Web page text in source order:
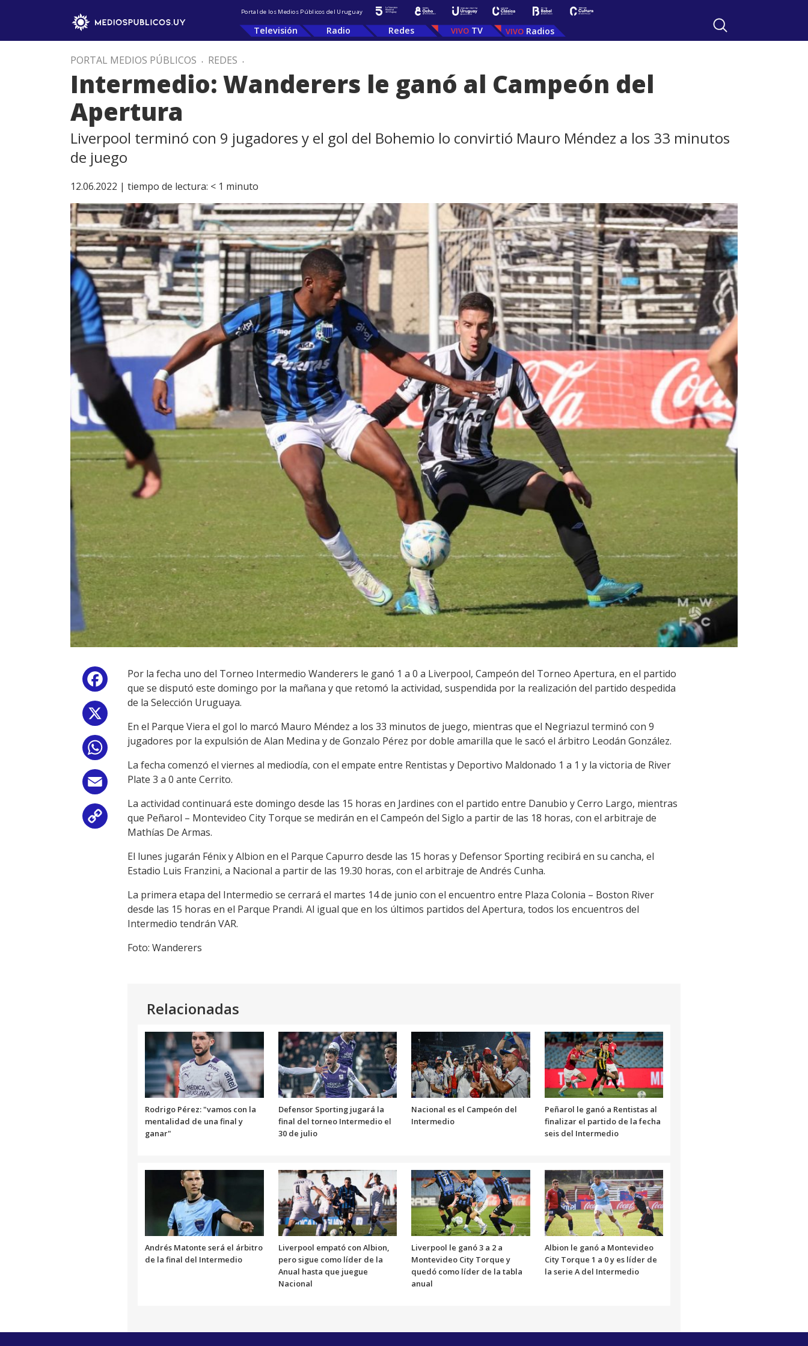
Portal de los Medios Públicos del Uruguay
Televisión Radio Redes TV Radios
PORTAL MEDIOS PÚBLICOS . REDES .
Intermedio: Wanderers le ganó al Campeón del
Apertura
Liverpool terminó con 9 jugadores y el gol del Bohemio lo convirtió Mauro Méndez a los 33 minutos
de juego
12.06.2022 | tiempo de lectura: < 1 minuto
Facebook
WhatsApp
Email
Copy
Por la fecha uno del Torneo Intermedio Wanderers le ganó 1 a 0 a Liverpool, Campeón del Torneo Apertura, en el partido
que se disputó este domingo por la mañana y que retomó la actividad, suspendida por la realización del partido despedida
de la Selección Uruguaya.
En el Parque Viera el gol lo marcó Mauro Méndez a los 33 minutos de juego, mientras que el Negriazul terminó con 9
jugadores por la expulsión de Alan Medina y de Gonzalo Pérez por doble amarilla que le sacó el árbitro Leodán González.
La fecha comenzó el viernes al mediodía, con el empate entre Rentistas y Deportivo Maldonado 1 a 1 y la victoria de River
Plate 3 a 0 ante Cerrito.
La actividad continuará este domingo desde las 15 horas en Jardines con el partido entre Danubio y Cerro Largo, mientras
que Peñarol – Montevideo City Torque se medirán en el Campeón del Siglo a partir de las 18 horas, con el arbitraje de
Mathías De Armas.
El lunes jugarán Fénix y Albion en el Parque Capurro desde las 15 horas y Defensor Sporting recibirá en su cancha, el
Estadio Luis Franzini, a Nacional a partir de las 19.30 horas, con el arbitraje de Andrés Cunha.
La primera etapa del Intermedio se cerrará el martes 14 de junio con el encuentro entre Plaza Colonia – Boston River
desde las 15 horas en el Parque Prandi. Al igual que en los últimos partidos del Apertura, todos los encuentros del
Intermedio tendrán VAR.
Foto: Wanderers
Relacionadas
Rodrigo Pérez: "vamos con la
mentalidad de una final y
ganar"
Defensor Sporting jugará la
final del torneo Intermedio el
30 de julio
Nacional es el Campeón del
Intermedio
Peñarol le ganó a Rentistas al
finalizar el partido de la fecha
seis del Intermedio
Andrés Matonte será el árbitro
de la final del Intermedio
Liverpool empató con Albion,
pero sigue como líder de la
Anual hasta que juegue
Nacional
Liverpool le ganó 3 a 2 a
Montevideo City Torque y
quedó como líder de la tabla
anual
Albion le ganó a Montevideo
City Torque 1 a 0 y es líder de
la serie A del Intermedio